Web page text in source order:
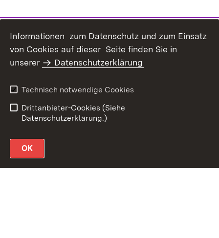
Informationen zum Datenschutz und zum Einsatz
von Cookies auf dieser Seite finden Sie in
unserer
Datenschutzerklärung
Technisch notwendige Cookies
Drittanbieter-Cookies (Siehe
Datenschutzerklärung.)
OK